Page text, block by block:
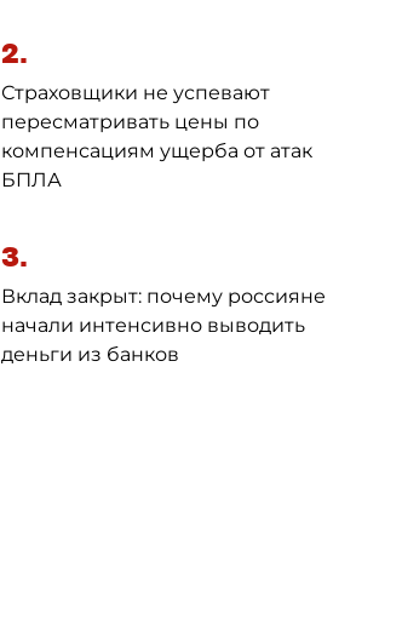
2.
Страховщики не успевают
пересматривать цены по
компенсациям ущерба от атак
БПЛА
3.
Вклад закрыт: почему россияне
начали интенсивно выводить
деньги из банков